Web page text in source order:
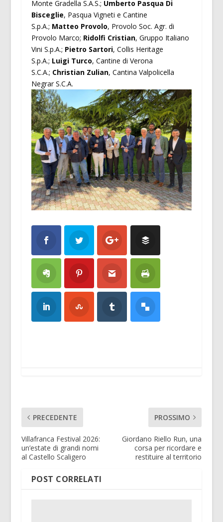
Monte Gradella S.A.S.; Umberto Pasqua Di
Bisceglie, Pasqua Vigneti e Cantine
S.p.A.; Matteo Provolo, Provolo Soc. Agr. di
Provolo Marco; Ridolfi Cristian, Gruppo Italiano
Vini S.p.A.; Pietro Sartori, Collis Heritage
S.p.A.; Luigi Turco, Cantine di Verona
S.C.A.; Christian Zulian, Cantina Valpolicella
Negrar S.C.A.
PRECEDENTE
Villafranca Festival 2026:
un’estate di grandi nomi
al Castello Scaligero
PROSSIMO
Giordano Riello Run, una
corsa per ricordare e
restituire al territorio
POST CORRELATI